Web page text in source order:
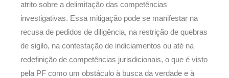
atrito sobre a delimitação das competências
investigativas. Essa mitigação pode se manifestar na
recusa de pedidos de diligência, na restrição de quebras
de sigilo, na contestação de indiciamentos ou até na
redefinição de competências jurisdicionais, o que é visto
pela PF como um obstáculo à busca da verdade e à